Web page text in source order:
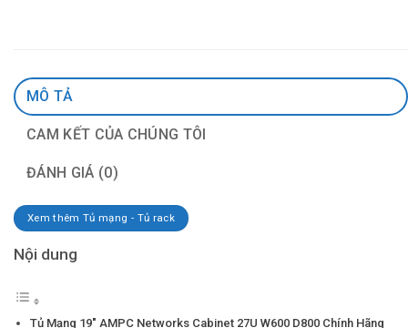
MÔ TẢ
CAM KẾT CỦA CHÚNG TÔI
ĐÁNH GIÁ (0)
Xem thêm Tủ mạng - Tủ rack
Nội dung
Tủ Mạng 19″ AMPC Networks Cabinet 27U W600 D800 Chính Hãng